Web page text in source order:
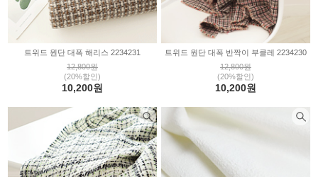
트위드 원단 대폭 해리스 2234231
12,800원
(20%할인)
10,200원
트위드 원단 대폭 반짝이 부클레 2234230
12,800원
(20%할인)
10,200원